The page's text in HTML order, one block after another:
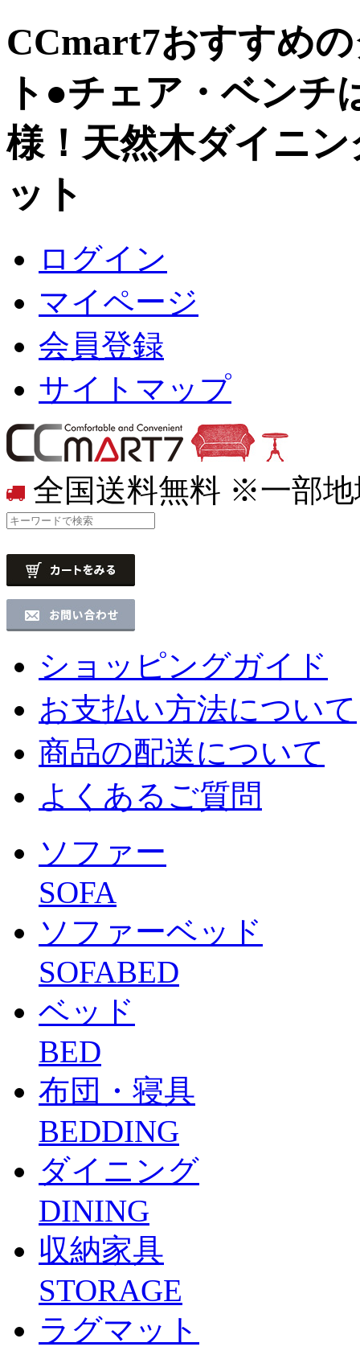
CCmart7おすすめ
ト ●チェア・ベンチ
様！天然木ダイニ
ット
ログイン
マイページ
会員登録
サイトマップ
全国送料無料 ※一部地
ショッピングガイド
お支払い方法について
商品の配送について
よくあるご質問
ソファー
SOFA
ソファーベッド
SOFABED
ベッド
BED
布団・寝具
BEDDING
ダイニング
DINING
収納家具
STORAGE
ラグマット